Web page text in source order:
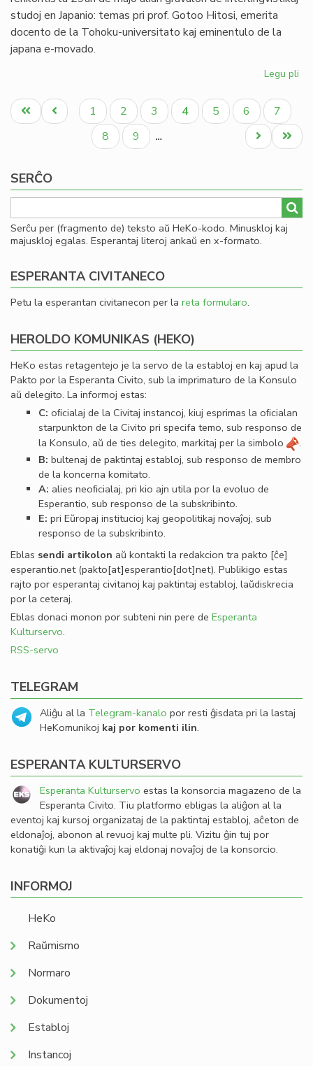
studoj en Japanio: temas pri prof. Gotoo Hitosi, emerita
docento de la Tohoku-universitato kaj eminentulo de la
japana e-movado.
Legu pli
al
Pagination
Unua
paĝo
Antaŭa
paĝo
Paĝo
1 Paĝo
2 Paĝo
3
Aktuala
paĝo
4 Paĝo
5 Paĝo
6 Paĝo
7
Paĝo
8 Paĝo
9 …
Last
page
Next
page
SERĈO
Serĉu per (fragmento de) teksto aŭ HeKo-kodo. Minuskloj kaj
majuskloj egalas. Esperantaj literoj ankaŭ en x-formato.
ESPERANTA CIVITANECO
Petu la esperantan civitanecon per la reta formularo.
HEROLDO KOMUNIKAS (HEKO)
HeKo estas retagentejo je la servo de la establoj en kaj apud la
Pakto por la Esperanta Civito, sub la imprimaturo de la Konsulo
aŭ delegito. La informoj estas:
C: oﬁcialaj de la Civitaj instancoj, kiuj esprimas la oﬁcialan
starpunkton de la Civito pri specifa temo, sub responso de
la Konsulo, aŭ de ties delegito, markitaj per la simbolo
.
B: bultenaj de paktintaj establoj, sub responso de membro
de la koncerna komitato.
A: alies neoﬁcialaj, pri kio ajn utila por la evoluo de
Esperantio, sub responso de la subskribinto.
E: pri Eŭropaj institucioj kaj geopolitikaj novaĵoj, sub
responso de la subskribinto.
Eblas sendi artikolon aŭ kontakti la redakcion tra pakto [ĉe]
esperantio.net(pakto[at]esperantio[dot]net). Publikigo estas
rajto por esperantaj civitanoj kaj paktintaj establoj, laŭdiskrecia
por la ceteraj.
Eblas donaci monon por subteni nin pere de Esperanta
Kulturservo.
RSS-servo
TELEGRAM
Aliĝu al la Telegram-kanalo por resti ĝisdata pri la lastaj
HeKomunikoj kaj por komenti ilin.
ESPERANTA KULTURSERVO
Esperanta Kulturservo estas la konsorcia magazeno de la
Esperanta Civito. Tiu platformo ebligas la aliĝon al la
eventoj kaj kursoj organizataj de la paktintaj establoj, aĉeton de
eldonaĵoj, abonon al revuoj kaj multe pli. Vizitu ĝin tuj por
konatiĝi kun la aktivaĵoj kaj eldonaj novaĵoj de la konsorcio.
INFORMOJ
HeKo
Raŭmismo
Normaro
Dokumentoj
Establoj
Instancoj